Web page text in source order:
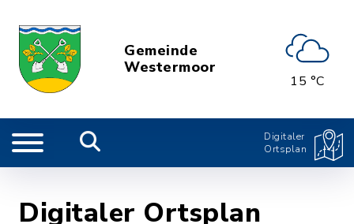
Gemeinde
Westermoor
15 °C
Digitaler
Ortsplan
Digitaler Ortsplan